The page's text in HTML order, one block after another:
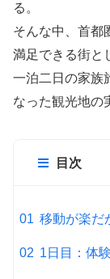
る。
そんな中、首都
満足できる街と
一泊二日の家族
なった観光地の
目次
移動が楽だ
1日目：体